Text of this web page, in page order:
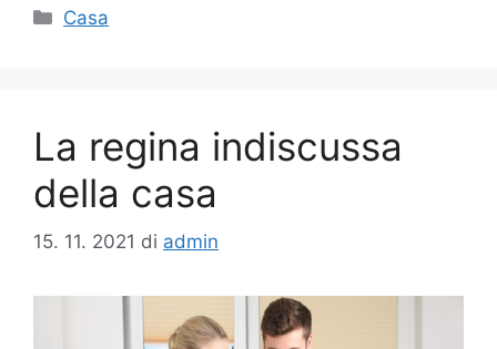
Categorie
Casa
La regina indiscussa
della casa
15. 11. 2021 di admin